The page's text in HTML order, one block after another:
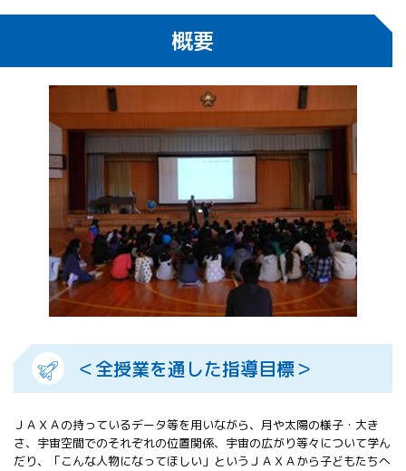
APRSAF（ア
ジア太平洋
地域宇宙機
関会議）宇
宙教育 for
All 分科会
APRSAF宇宙
教育 for All
APRSAFポス
ターコンテ
スト
APRSAF教員
セミナー
ISEB（国際
議）
ISEB学生派
遣プログラ
概要
＜全授業を通した指導目標＞
ＪＡＸＡの持っているデータ等を用いながら、月や太陽の様子・大き
さ、宇宙空間でのそれぞれの位置関係、宇宙の広がり等々について学ん
だり、「こんな人物になってほしい」というＪＡＸＡから子どもたちへ